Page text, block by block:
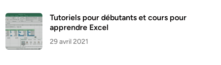
Tutoriels pour débutants et cours pour
apprendre Excel
29 avril 2021